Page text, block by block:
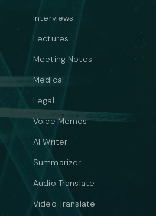
Interviews
Lectures
Meeting Notes
Medical
Legal
Voice Memos
AI Writer
Summarizer
Audio Translate
Video Translate